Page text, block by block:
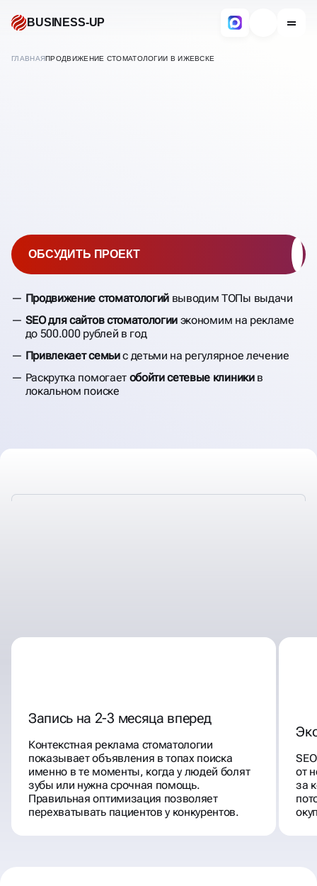
BUSINESS-UP
ГЛАВНАЯПРОДВИЖЕНИЕ СТОМАТОЛОГИИ В ИЖЕВСКЕ
СТОМАТОЛОГИИ
Продвижение стоматологий выводим ТОПы выдачи
SEO для сайтов стоматологии экономим на рекламе
до 500.000 рублей в год
Привлекает семьис детьми на регулярное лечение
Раскрутка помогает обойти сетевые клиникив
локальном поиске
ОБСУДИТЬ ПРОЕКТ
Запись на 2-3 месяца вперед
Контекстная реклама стоматологии
показывает объявления в топах поиска
именно в те моменты, когда у людей болят
зубы или нужна срочная помощь.
Правильная оптимизация позволяет
перехватывать пациентов у конкурентов.
от
за